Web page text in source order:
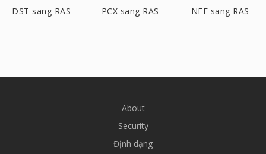
DST sang RAS PCX sang RAS NEF sang RAS
About
Security
Định dạng